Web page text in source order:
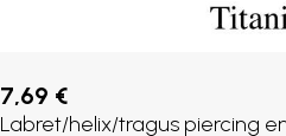
7,69 €
Labret/helix/tragus piercing